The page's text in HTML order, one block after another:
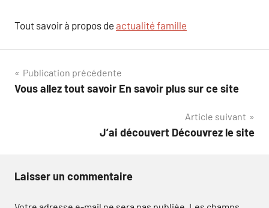
Tout savoir à propos de actualité famille
Navigation
de
Publication précédente
Vous allez tout savoir En savoir plus sur ce site
Article suivant
J’ai découvert Découvrez le site
Laisser un commentaire